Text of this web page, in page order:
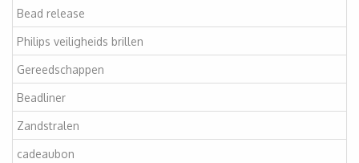
Bead release
Philips veiligheids brillen
Gereedschappen
Beadliner
Zandstralen
cadeaubon